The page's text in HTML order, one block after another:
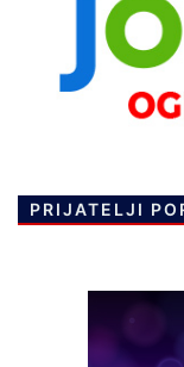
PRIJATELJI